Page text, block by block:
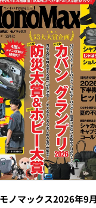
モノマックス2026年9